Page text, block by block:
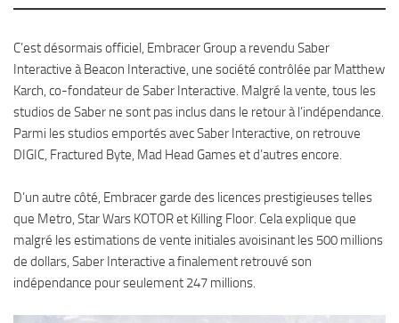
C’est désormais officiel, Embracer Group a revendu Saber
Interactive à Beacon Interactive, une société contrôlée par Matthew
Karch, co-fondateur de Saber Interactive. Malgré la vente, tous les
studios de Saber ne sont pas inclus dans le retour à l’indépendance.
Parmi les studios emportés avec Saber Interactive, on retrouve
DIGIC, Fractured Byte, Mad Head Games et d’autres encore.
D’un autre côté, Embracer garde des licences prestigieuses telles
que Metro, Star Wars KOTOR et Killing Floor. Cela explique que
malgré les estimations de vente initiales avoisinant les 500 millions
de dollars, Saber Interactive a finalement retrouvé son
indépendance pour seulement 247 millions.